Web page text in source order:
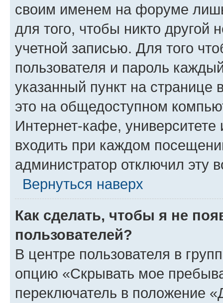
своим именем на форуме
для того, чтобы никто другой
учетной записью. Для того
пользователя и пароль
указанный пункт на
это на общедоступном
Интернет-кафе, университете
входить при каждом
администратор отключил эту
Вернуться наверх
Как сделать, чтобы я не
пользователей?
В центре пользователя в
опцию «Скрывать мое
переключатель в положение